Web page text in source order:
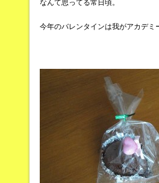
なんて思ってる常日頃。
今年のバレンタインは我がアカデミ